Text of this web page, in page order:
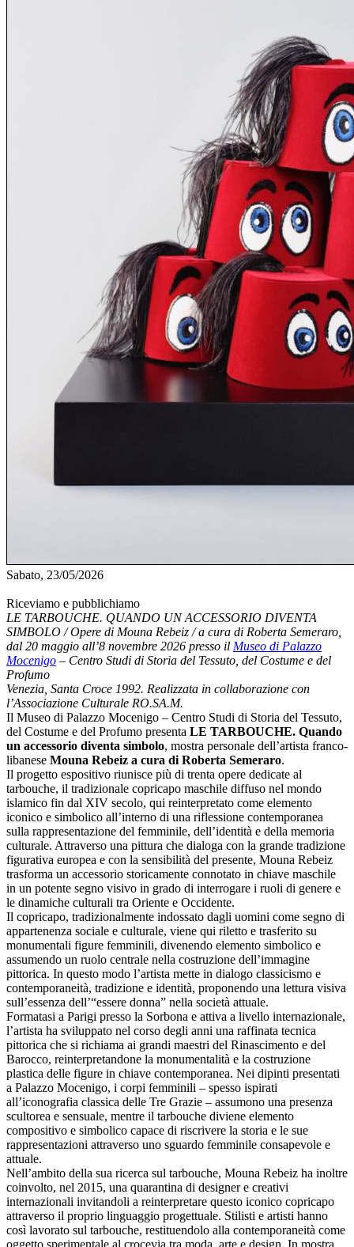
Sabato, 23/05/2026
Riceviamo e pubblichiamo
LE TARBOUCHE. QUANDO UN ACCESSORIO DIVENTA
SIMBOLO / Opere di Mouna Rebeiz / a cura di Roberta Semeraro,
dal 20 maggio all’8 novembre 2026 presso il Museo di Palazzo
Mocenigo – Centro Studi di Storia del Tessuto, del Costume e del
Profumo
Venezia, Santa Croce 1992. Realizzata in collaborazione con
l’Associazione Culturale RO.SA.M.
Il Museo di Palazzo Mocenigo – Centro Studi di Storia del Tessuto,
del Costume e del Profumo presenta LE TARBOUCHE. Quando
un accessorio diventa simbolo, mostra personale dell’artista franco-
libanese Mouna Rebeiz a cura di Roberta Semeraro.
Il progetto espositivo riunisce più di trenta opere dedicate al
tarbouche, il tradizionale copricapo maschile diffuso nel mondo
islamico fin dal XIV secolo, qui reinterpretato come elemento
iconico e simbolico all’interno di una riflessione contemporanea
sulla rappresentazione del femminile, dell’identità e della memoria
culturale. Attraverso una pittura che dialoga con la grande tradizione
figurativa europea e con la sensibilità del presente, Mouna Rebeiz
trasforma un accessorio storicamente connotato in chiave maschile
in un potente segno visivo in grado di interrogare i ruoli di genere e
le dinamiche culturali tra Oriente e Occidente.
Il copricapo, tradizionalmente indossato dagli uomini come segno di
appartenenza sociale e culturale, viene qui riletto e trasferito su
monumentali figure femminili, divenendo elemento simbolico e
assumendo un ruolo centrale nella costruzione dell’immagine
pittorica. In questo modo l’artista mette in dialogo classicismo e
contemporaneità, tradizione e identità, proponendo una lettura visiva
sull’essenza dell’“essere donna” nella società attuale.
Formatasi a Parigi presso la Sorbona e attiva a livello internazionale,
l’artista ha sviluppato nel corso degli anni una raffinata tecnica
pittorica che si richiama ai grandi maestri del Rinascimento e del
Barocco, reinterpretandone la monumentalità e la costruzione
plastica delle figure in chiave contemporanea. Nei dipinti presentati
a Palazzo Mocenigo, i corpi femminili – spesso ispirati
all’iconografia classica delle Tre Grazie – assumono una presenza
scultorea e sensuale, mentre il tarbouche diviene elemento
compositivo e simbolico capace di riscrivere la storia e le sue
rappresentazioni attraverso uno sguardo femminile consapevole e
attuale.
Nell’ambito della sua ricerca sul tarbouche, Mouna Rebeiz ha inoltre
coinvolto, nel 2015, una quarantina di designer e creativi
internazionali invitandoli a reinterpretare questo iconico copricapo
attraverso il proprio linguaggio progettuale. Stilisti e artisti hanno
così lavorato sul tarbouche, restituendolo alla contemporaneità come